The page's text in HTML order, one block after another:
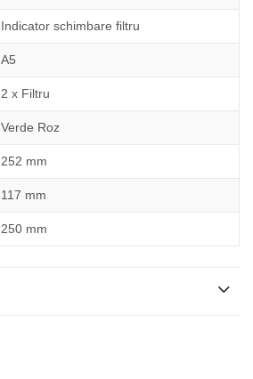
Indicator schimbare filtru
A5
2 x Filtru
Verde Roz
252 mm
117 mm
250 mm